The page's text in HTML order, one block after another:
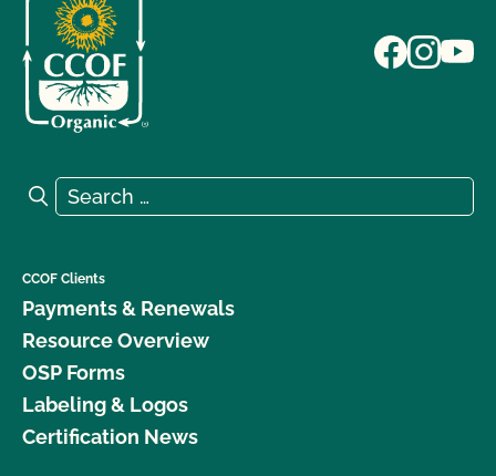
Search for:
Search
CCOF Clients
Payments & Renewals
Resource Overview
OSP Forms
Labeling & Logos
Certification News